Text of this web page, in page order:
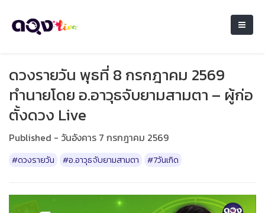
ดวงรายวัน พุธที่ 8 กรกฎาคม 2569
ทำนายโดย อ.อาวุธจับยามสามตา – ผู้ก่อ
ตั้งดวง Live
Published - วันอังคาร 7 กรกฎาคม 2569
#ดวงรายวัน #อ.อาวุธจับยามสามตา #7วันเกิด